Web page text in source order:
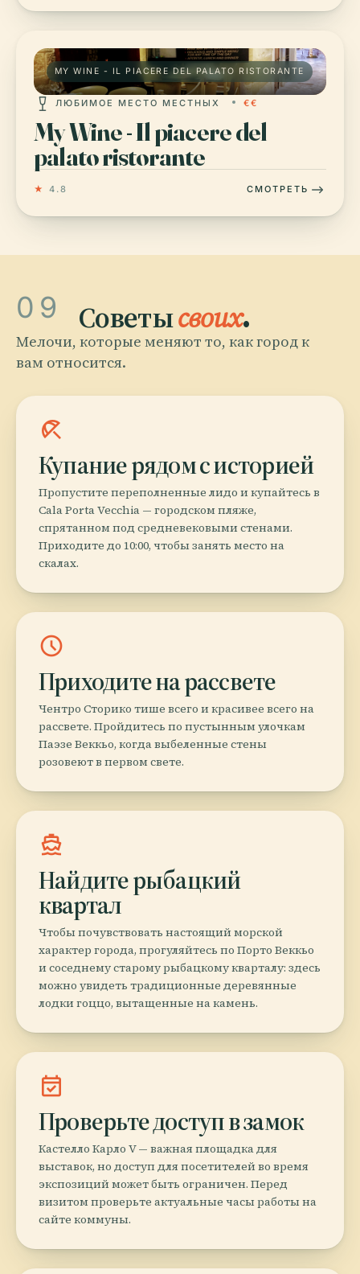
MY WINE - IL PIACERE DEL PALATO RISTORANTE
ЛЮБИМОЕ МЕСТО МЕСТНЫХ €€
My Wine - Il piacere del
palato ristorante
★ 4.8 СМОТРЕТЬ
09 Советысвоих.
Мелочи, которые меняют то, как город к
вам относится.
beach_access
Купание рядом с историей
Пропустите переполненные лидо и купайтесь в
Cala Porta Vecchia — городском пляже,
спрятанном под средневековыми стенами.
Приходите до 10:00, чтобы занять место на
скалах.
schedule
Приходите на рассвете
Чентро Сторико тише всего и красивее всего на
рассвете. Пройдитесь по пустынным улочкам
Паэзе Веккьо, когда выбеленные стены
розовеют в первом свете.
directions_boat
Найдите рыбацкий
квартал
Чтобы почувствовать настоящий морской
характер города, прогуляйтесь по Порто Веккьо
и соседнему старому рыбацкому кварталу: здесь
можно увидеть традиционные деревянные
лодки гоццо, вытащенные на камень.
event_available
Проверьте доступ в замок
Кастелло Карло V — важная площадка для
выставок, но доступ для посетителей во время
экспозиций может быть ограничен. Перед
визитом проверьте актуальные часы работы на
сайте коммуны.